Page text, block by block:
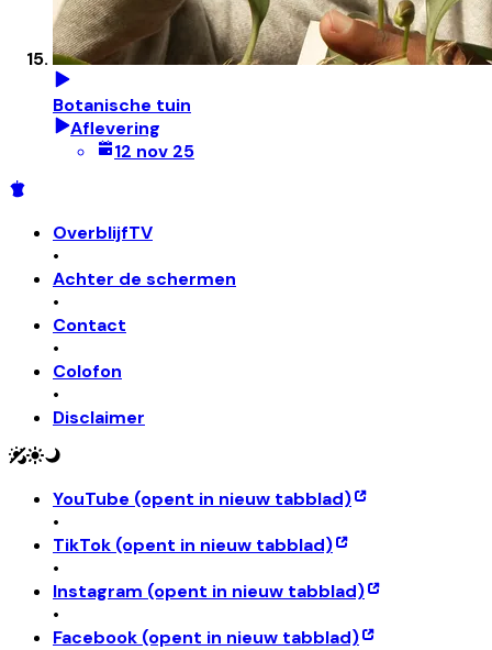
Botanische tuin
Aflevering
12 nov 25
OverblijfTV
•
Achter de schermen
•
Contact
•
Colofon
•
Disclaimer
YouTube (opent in nieuw tabblad)
•
TikTok (opent in nieuw tabblad)
•
Instagram (opent in nieuw tabblad)
•
Facebook (opent in nieuw tabblad)